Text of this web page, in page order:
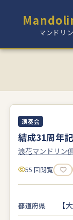
マンドリ
演奏会
結成31周年
浪花マンドリン
55 回閲覧
都道府県 【